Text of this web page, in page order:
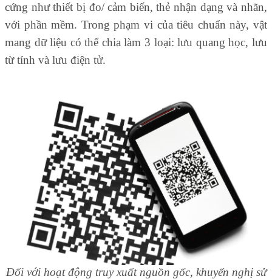
cứng như thiết bị đo/ cảm biến, thẻ nhận dạng và nhãn,
với phần mềm. Trong phạm vi của tiêu chuẩn này, vật
mang dữ liệu có thể chia làm 3 loại: lưu quang học, lưu
từ tính và lưu điện tử.
Đối với hoạt động truy xuất nguồn gốc, khuyến nghị sử